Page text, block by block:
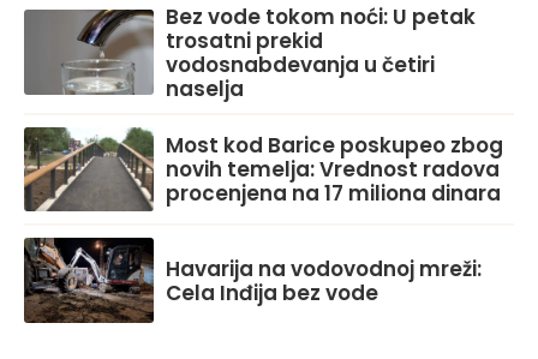
Bez vode tokom noći: U petak
trosatni prekid
vodosnabdevanja u četiri
naselja
Most kod Barice poskupeo zbog
novih temelja: Vrednost radova
procenjena na 17 miliona dinara
Havarija na vodovodnoj mreži:
Cela Inđija bez vode